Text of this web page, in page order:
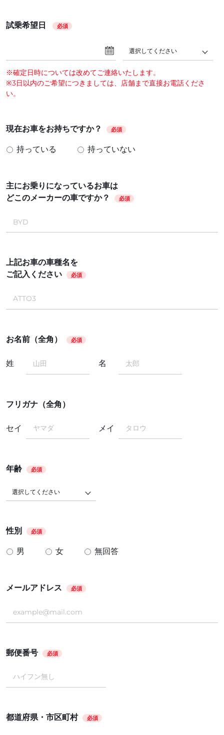
試乗希望日 必須
選択してください
※確定日時については改めてご連絡いたします。
※3日以内のご希望につきましては、店舗まで直接お電話くださ
い。
現在お車をお持ちですか？ 必須
持っている 持っていない
主にお乗りになっているお車は
どこのメーカーの車ですか？
必須
上記お車の車種名を
ご記入ください
必須
お名前（全角） 必須
姓 名
フリガナ（全角）
セイ メイ
年齢 必須
選択してください
性別 必須
男 女 無回答
メールアドレス 必須
郵便番号 必須
都道府県・市区町村 必須